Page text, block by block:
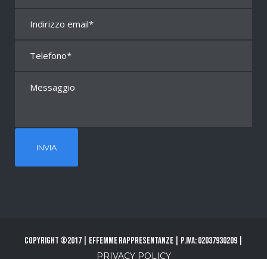
Copyright ©2017 | Effemme Rappresentanze | P.Iva: 02037930209 |
PRIVACY POLICY